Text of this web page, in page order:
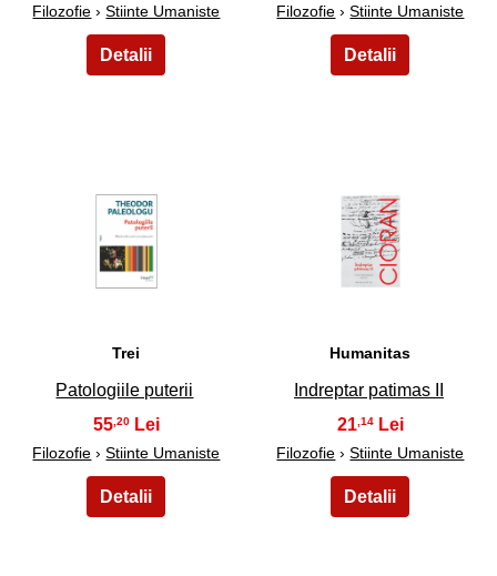
Filozofie ›Stiinte Umaniste Filozofie ›Stiinte Umaniste
49
Trei
Patologiile puterii
55,20
Filozofie ›Stiinte Umaniste
50
Humanitas
Indreptar patimas II
21,14
Filozofie ›Stiinte Umaniste